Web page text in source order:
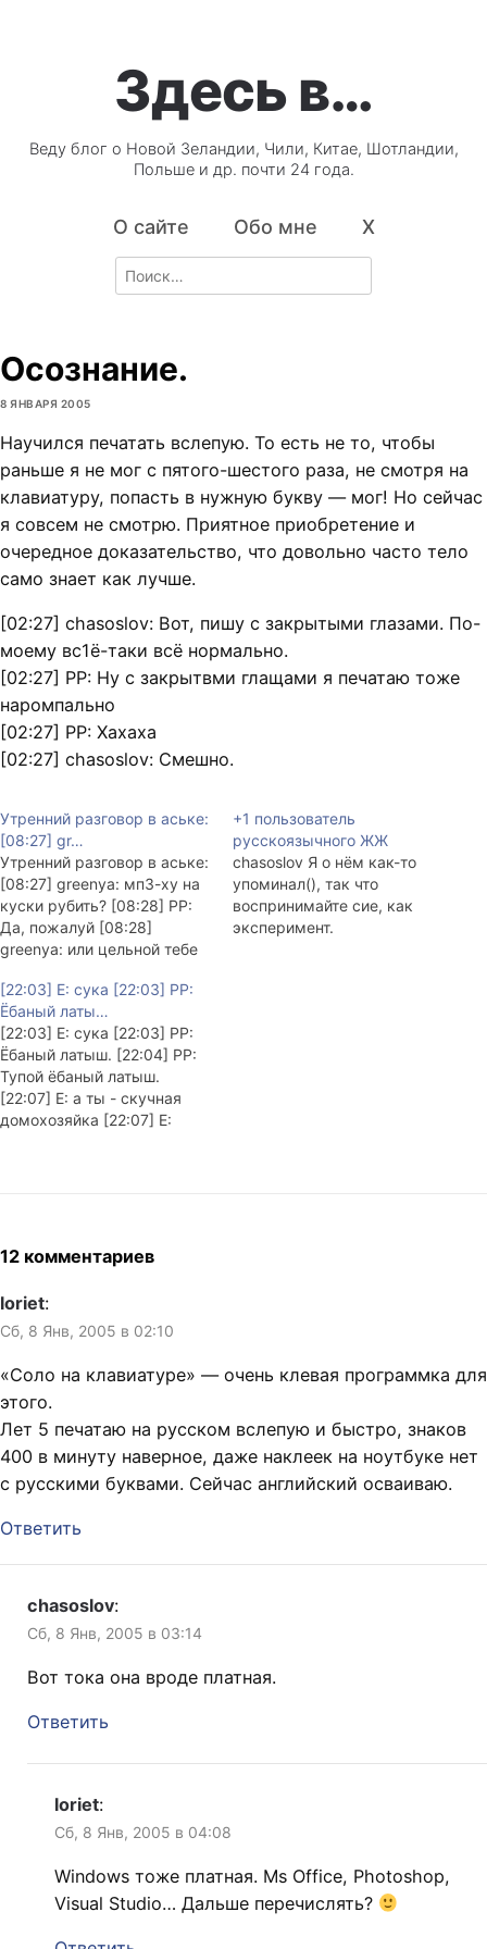
Здесь в…
Веду блог о Новой Зеландии, Чили, Китае, Шотландии,
Польше и др. почти 24 года.
О сайте Обо мне X
Search
for:
Осознание.
8 ЯНВАРЯ 2005
Научился печатать вслепую. То есть не то, чтобы
раньше я не мог с пятого-шестого раза, не смотря на
клавиатуру, попасть в нужную букву — мог! Но сейчас
я совсем не смотрю. Приятное приобретение и
очередное доказательство, что довольно часто тело
само знает как лучше.
[02:27] chasoslov: Вот, пишу с закрытыми глазами. По-
моему вс1ё-таки всё нормально.
[02:27] PP: Ну с закрытвми глащами я печатаю тоже
наромпально
[02:27] PP: Хахаха
[02:27] chasoslov: Смешно.
Утренний разговор в аське:
[08:27] gr…
Утренний разговор в аське:
[08:27] greenya: мп3-ху на
куски рубить? [08:28] PP:
Да, пожалуй [08:28]
greenya: или цельной тебе
[08:28] PP: так газику
проще будет это всучить.
[08:29] greenya: или я что-
то неправильно почистил...
или... [08:29] PP: руки
посмотри, где начинаютс
[08:29] PP: я [08:29] PP:
+1 пользователь
русскоязычного ЖЖ
chasoslov Я о нём как-то
упоминал(), так что
воспринимайте сие, как
эксперимент.
[22:03] E: сука [22:03] PP:
Ёбаный латы…
[22:03] E: сука [22:03] PP:
Ёбаный латыш. [22:04] PP:
Тупой ёбаный латыш.
[22:07] E: а ты - скучная
домохозяйка [22:07] E:
12 комментариев
loriet:
Сб, 8 Янв, 2005 в 02:10
«Соло на клавиатуре» — очень клевая программка для
этого.
Лет 5 печатаю на русском вслепую и быстро, знаков
400 в минуту наверное, даже наклеек на ноутбуке нет
с русскими буквами. Сейчас английский осваиваю.
Ответить
chasoslov:
Сб, 8 Янв, 2005 в 03:14
Вот тока она вроде платная.
Ответить
loriet:
Сб, 8 Янв, 2005 в 04:08
Windows тоже платная. Ms Office, Photoshop,
Visual Studio… Дальше перечислять?